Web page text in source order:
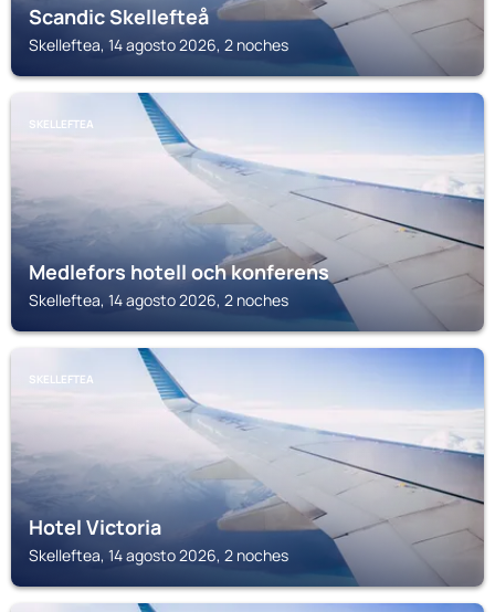
Scandic Skellefteå
Skelleftea, 14 agosto 2026, 2 noches
SKELLEFTEA
Medlefors hotell och konferens
Skelleftea, 14 agosto 2026, 2 noches
SKELLEFTEA
Hotel Victoria
Skelleftea, 14 agosto 2026, 2 noches